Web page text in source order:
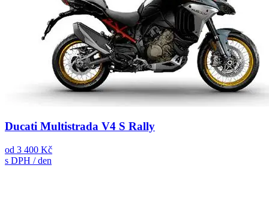
Ducati Multistrada V4 S Rally
od 3 400 Kč
s DPH / den